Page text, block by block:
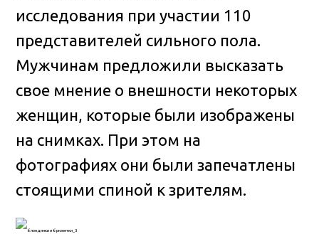
исследования при участии 110
представителей сильного пола.
Мужчинам предложили высказать
свое мнение о внешности некоторых
женщин, которые были изображены
на снимках. При этом на
фотографиях они были запечатлены
стоящими спиной к зрителям.